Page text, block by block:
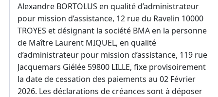
Alexandre BORTOLUS en qualité d’administrateur
pour mission d’assistance, 12 rue du Ravelin 10000
TROYES et désignant la société BMA en la personne
de Maître Laurent MIQUEL, en qualité
d’administrateur pour mission d’assistance, 119 rue
Jacquemars Giélée 59800 LILLE, fixe provisoirement
la date de cessation des paiements au 02 Février
2026. Les déclarations de créances sont à déposer